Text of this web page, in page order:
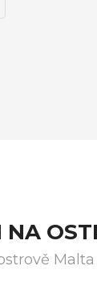
NA
Malta